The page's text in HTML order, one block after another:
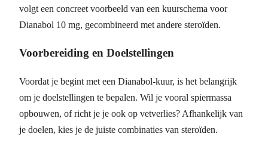
volgt een concreet voorbeeld van een kuurschema voor
Dianabol 10 mg, gecombineerd met andere steroïden.
Voorbereiding en Doelstellingen
Voordat je begint met een Dianabol-kuur, is het belangrijk
om je doelstellingen te bepalen. Wil je vooral spiermassa
opbouwen, of richt je je ook op vetverlies? Afhankelijk van
je doelen, kies je de juiste combinaties van steroïden.